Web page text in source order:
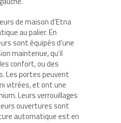
de maison d’Etna
au palier. En
sont équipés d’une
maintenue, qu’il
confort, ou des
Les portes peuvent
vitrées, et ont une
Leurs verrouillages
ouvertures sont
automatique est en